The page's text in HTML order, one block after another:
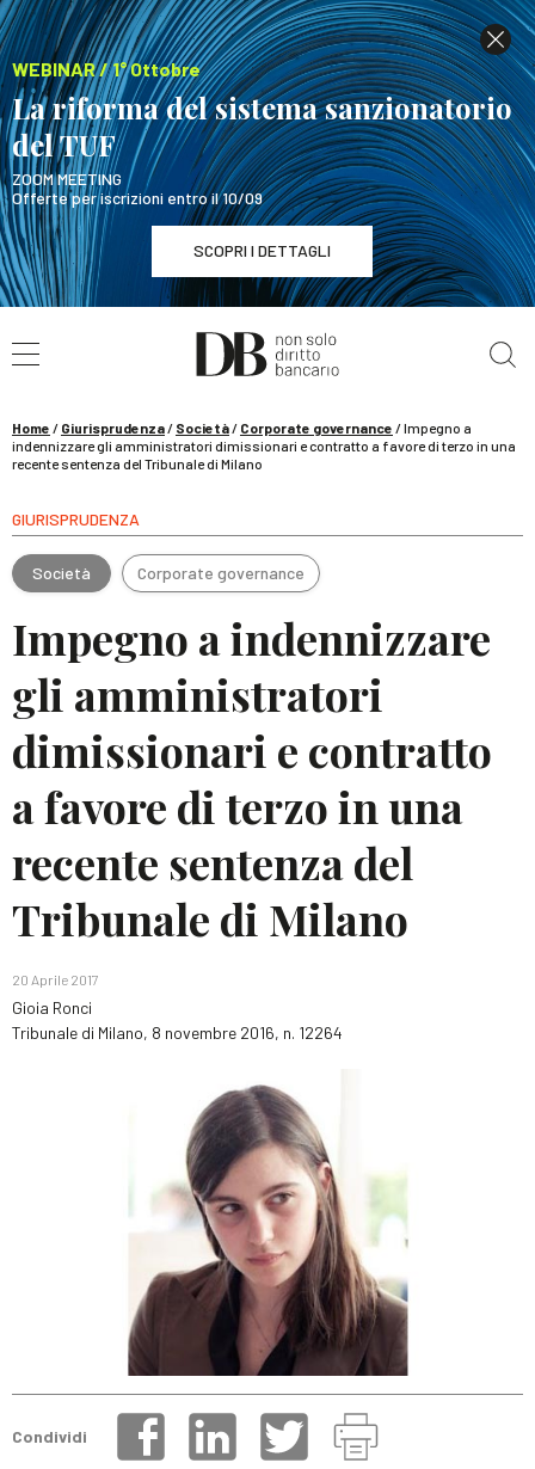
WEBINAR / 1° Ottobre
La riforma del sistema sanzionatorio
del TUF
ZOOM MEETING
Offerte per iscrizioni entro il 10/09
SCOPRI I DETTAGLI
WEBINAR / 1° Ottobre
La riforma del sistema sanzionatorio del TUF
Home / Giurisprudenza/ Società/ Corporate governance /Impegno a
indennizzare gli amministratori dimissionari e contratto a favore di terzo in una
recente sentenza del Tribunale di Milano
GIURISPRUDENZA
Società Corporate governance
Impegno a indennizzare
gli amministratori
dimissionari e contratto
a favore di terzo in una
recente sentenza del
Tribunale di Milano
20 Aprile 2017
Gioia Ronci
Tribunale di Milano, 8 novembre 2016, n. 12264
Condividi